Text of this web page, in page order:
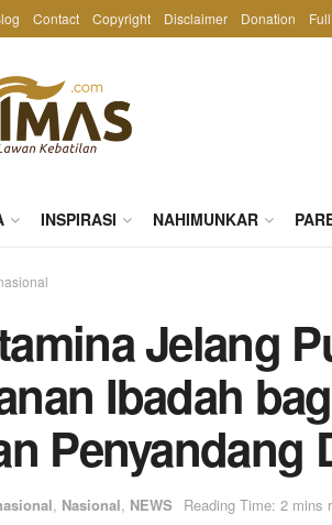
Contact Copyright Disclaimer Donation
INSPIRASI NAHIMUNKAR
Jelang
Ibadah
Penyandang
, Nasional, NEWS Reading Time: 2 mins